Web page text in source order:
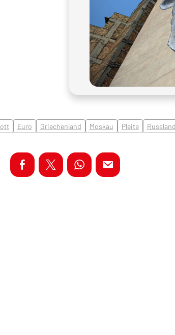
Euro Griechenland Moskau Pleite